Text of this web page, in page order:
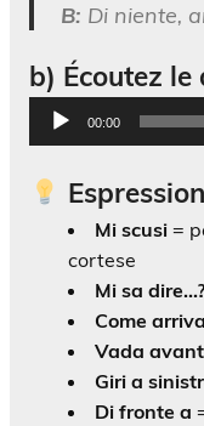
B: Di niente,
b) Écoutez
Lecteur
audio
00:00
Mi scusi =
cortese
Mi sa dire…?
Come
Vada
Giri a
Di fronte a